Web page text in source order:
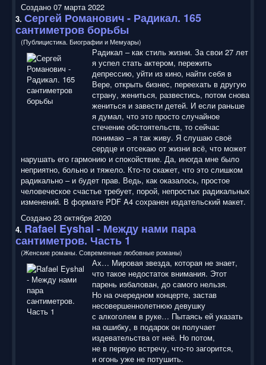
Создано 07 марта 2022
3. Сергей Романович - Радикал. 165
сантиметров борьбы
(Публицистика. Биографии и Мемуары)
Радикал – как стиль жизни. За свои 27 лет
я успел стать актером, пережить
депрессию, уйти из кино, найти себя в
Вере, открыть бизнес, переехать в другую
страну, жениться, развестись, потом снова
жениться и завести детей. И если раньше
я думал, что это просто случайное
стечение обстоятельств, то сейчас
понимаю – я так живу. Я слушаю своё
сердце и отсекаю от жизни всё, что может
нарушать его гармонию и спокойствие. Да, иногда мне было
неприятно, больно и тяжело. Кто-то скажет, что это слишком
радикально – и будет прав. Ведь, как оказалось, простое
человеческое счастье требует, порой, непростых радикальных
изменений. В формате PDF A4 сохранен издательский макет.
Создано 23 октября 2020
4. Rafael Eyshal - Между нами пара
сантиметров. Часть 1
(Женские романы. Современные любовные романы)
Ах… Мировая звезда, которая не знает,
что такое недостаток внимания. Этот
парень избалован, до самого нельзя.
Но на очередном концерте, застав
несовершеннолетнюю девушку
с алкоголем в руке… Пытаясь ей указать
на ошибку, в подарок он получает
издевательства от неё. Но потом,
не в первую встречу, что-то загорится,
и огонь уже не потушить.